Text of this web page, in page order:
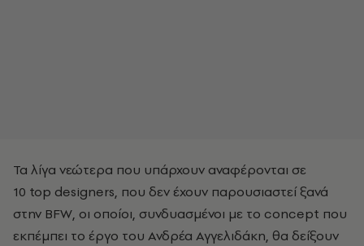
Τα λίγα νεώτερα που υπάρχουν αναφέρονται σε
10 top designers, που δεν έχουν παρουσιαστεί ξανά
στην BFW, οι οποίοι, συνδυασμένοι με το concept που
εκπέμπει το έργο του Ανδρέα Αγγελιδάκη, θα δείξουν